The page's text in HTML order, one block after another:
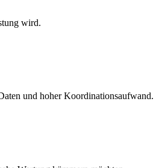
wird.
und hoher Koordinationsaufwand.